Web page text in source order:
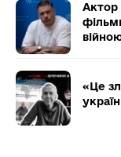
Актор
«Це